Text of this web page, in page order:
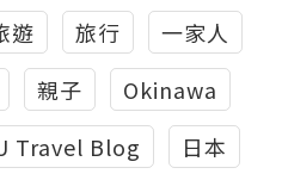
遊 旅行
一家人
親子
Okinawa
Travel Blog
日本